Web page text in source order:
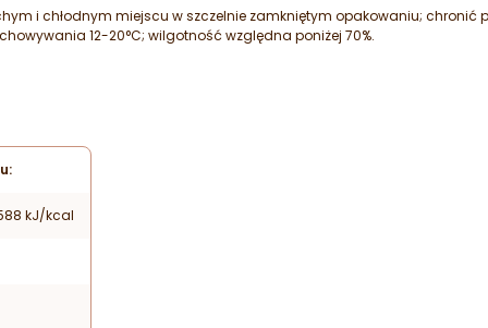
i chłodnym miejscu w szczelnie zamkniętym opakowaniu; chronić
12-20°C; wilgotność względna poniżej 70%.
kJ/kcal